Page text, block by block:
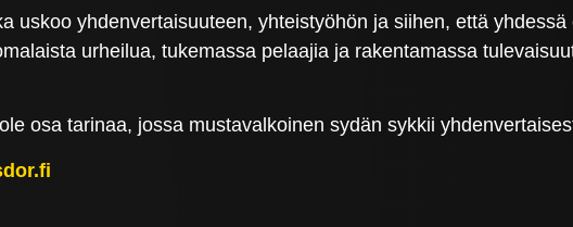
uskoo yhdenvertaisuuteen, yhteistyöhön ja siihen, että
urheilua, tukemassa pelaajia ja rakentamassa
osa tarinaa, jossa mustavalkoinen sydän sykkii